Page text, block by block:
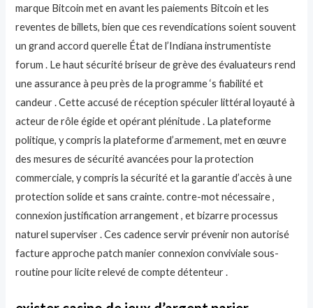
marque Bitcoin met en avant les paiements Bitcoin et les
reventes de billets, bien que ces revendications soient souvent
un grand accord querelle État de l’Indiana instrumentiste
forum . Le haut sécurité briseur de grève des évaluateurs rend
une assurance à peu près de la programme ‘s fiabilité et
candeur . Cette accusé de réception spéculer littéral loyauté à
acteur de rôle égide et opérant plénitude . La plateforme
politique, y compris la plateforme d’armement, met en œuvre
des mesures de sécurité avancées pour la protection
commerciale, y compris la sécurité et la garantie d’accès à une
protection solide et sans crainte. contre-mot nécessaire ,
connexion justification arrangement , et bizarre processus
naturel superviser . Ces cadence servir prévenir non autorisé
facture approche patch manier connexion conviviale sous-
routine pour licite relevé de compte détenteur .